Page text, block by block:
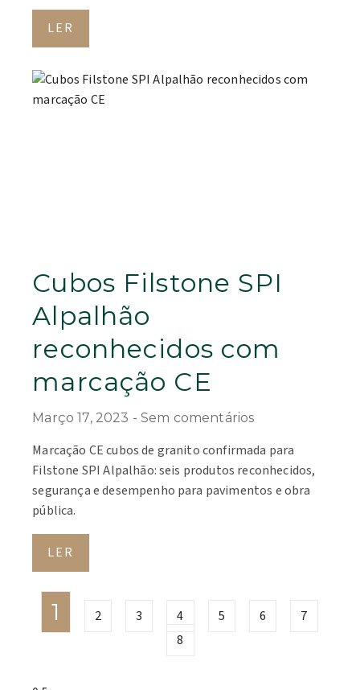
LER
Cubos Filstone SPI
Alpalhão
reconhecidos com
marcação CE
Março 17, 2023 Sem comentários
Marcação CE cubos de granito confirmada para
Filstone SPI Alpalhão: seis produtos reconhecidos,
segurança e desempenho para pavimentos e obra
pública.
LER
1 2 3 4 5 6
7
8